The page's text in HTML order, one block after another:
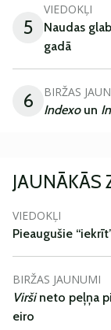
5
VIEDOKĻI
Naudas
gadā
6 BIRŽAS
Indexoun
JAUNĀKĀS
VIEDOKĻI
Pieaugušie
BIRŽAS JAUNUMI
Viršineto peļņa
eiro